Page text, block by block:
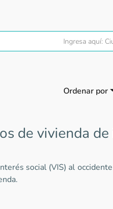
Ordenar por
de vivienda
social (VIS) al